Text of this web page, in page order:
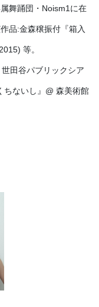
舞踊団・Noism1に在
品:金森穣振付『箱入
等。
田谷パブリックシア
ちないし』@ 森美術館